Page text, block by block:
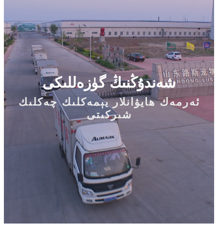
شەندۇڭنىڭ گۈزەللىكى
ئەرمەك ھايۋانلار يېمەكلىك چەكلىك
شىركىتى